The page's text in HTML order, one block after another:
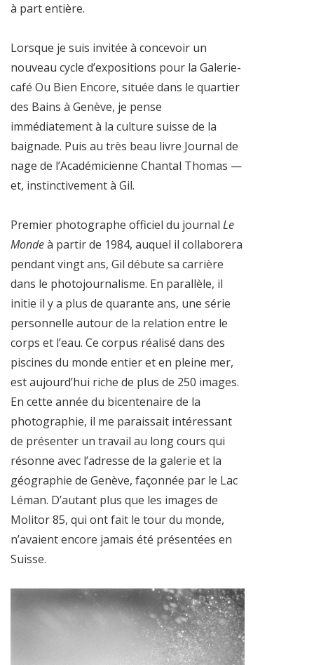
à part entière.
Lorsque je suis invitée à concevoir un
nouveau cycle d’expositions pour la Galerie-
café Ou Bien Encore, située dans le quartier
des Bains à Genève, je pense
immédiatement à la culture suisse de la
baignade. Puis au très beau livre Journal de
nage de l’Académicienne Chantal Thomas —
et, instinctivement à Gil.
Premier photographe officiel du journal Le
Mondeà partir de 1984, auquel il collaborera
pendant vingt ans, Gil débute sa carrière
dans le photojournalisme. En parallèle, il
initie il y a plus de quarante ans, une série
personnelle autour de la relation entre le
corps et l’eau. Ce corpus réalisé dans des
piscines du monde entier et en pleine mer,
est aujourd’hui riche de plus de 250 images.
En cette année du bicentenaire de la
photographie, il me paraissait intéressant
de présenter un travail au long cours qui
résonne avec l’adresse de la galerie et la
géographie de Genève, façonnée par le Lac
Léman. D’autant plus que les images de
Molitor 85, qui ont fait le tour du monde,
n’avaient encore jamais été présentées en
Suisse.